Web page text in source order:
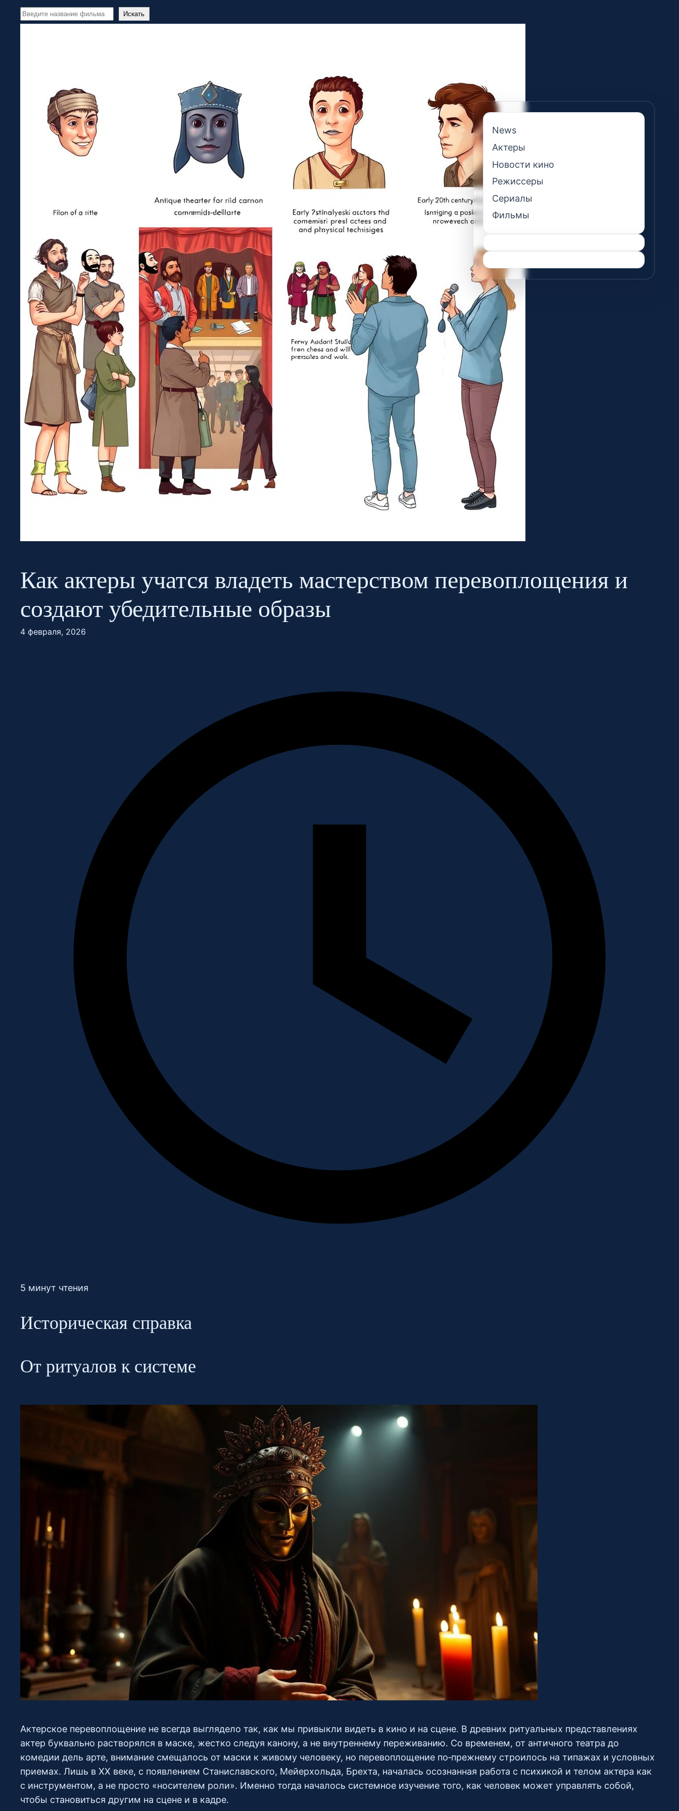
Перейти
Поиск Искать
Как актеры учатся владеть мастерством перевоплощения и
создают убедительные образы
4 февраля, 2026
5 минут чтения
Историческая справка
От ритуалов к системе
Актерское перевоплощение не всегда выглядело так, как мы привыкли видеть в кино и на сцене. В древних ритуальных представлениях
актер буквально растворялся в маске, жестко следуя канону, а не внутреннему переживанию. Со временем, от античного театра до
комедии дель арте, внимание смещалось от маски к живому человеку, но перевоплощение по‑прежнему строилось на типажах и условных
приемах. Лишь в XX веке, с появлением Станиславского, Мейерхольда, Брехта, началась осознанная работа с психикой и телом актера как
с инструментом, а не просто «носителем роли». Именно тогда началось системное изучение того, как человек может управлять собой,
чтобы становиться другим на сцене и в кадре.
News
Актеры
Новости кино
Режиссеры
Сериалы
Фильмы